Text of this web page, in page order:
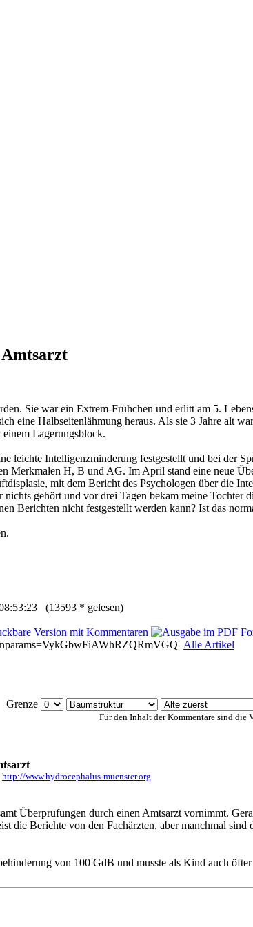
Sie war ein Extrem-Frühchen und erlitt am 5.
eine Halbseitenlähmung heraus. Als sie 3 Jahre alt
Lagerungsblock.
leichte Intelligenzminderung festgestellt und bei der
Merkmalen H, B und AG. Im April stand eine neue
mit dem Bericht des Psychologen über die
gehört und vor drei Tagen bekam meine
Berichten nicht festgestellt werden kann? Ist das
(13593 * gelesen)
Alle Artikel
Grenze
Für den Inhalt der Kommentare sind die
http://www.hydrocephalus-muenster.org
Überprüfungen durch einen Amtsarzt vornimmt.
die Berichte von den Fachärzten, aber manchmal
von 100 GdB und musste als Kind auch